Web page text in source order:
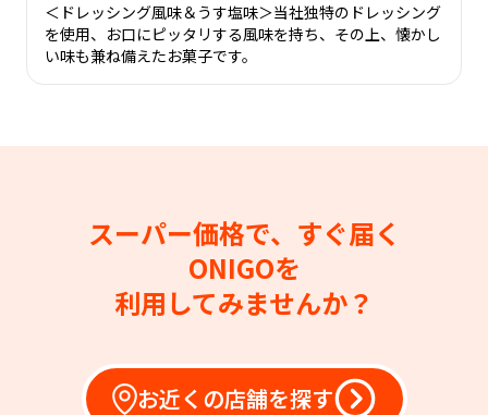
＜ドレッシング風味＆うす塩味＞当社独特のドレッシング
を使用、お口にピッタリする風味を持ち、その上、懐かし
い味も兼ね備えたお菓子です。
スーパー価格で、すぐ届く
ONIGOを
利用してみませんか？
お近くの店舗を探す